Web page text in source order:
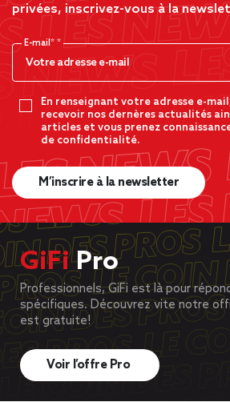
privées, inscrivez-vous à la
E-mail*
En renseignant votre adresse e-
recevoir nos dernères actualités
articles et vous prenez
de confidentialité.
M’inscrire à la newsletter
GiFiPro
Professionnels, GiFi est là pour
spécifiques. Découvrez vite notre
est gratuite!
Voir l’offre Pro